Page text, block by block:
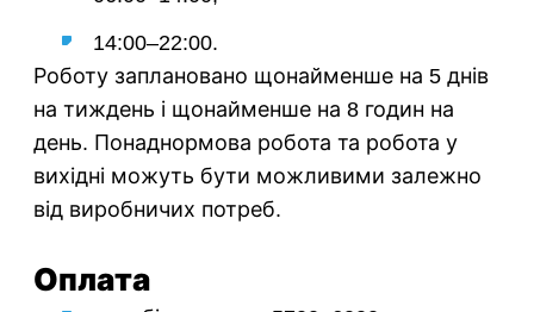
14:00–22:00.
Роботу заплановано щонайменше на 5 днів
на тиждень і щонайменше на 8 годин на
день. Понаднормова робота та робота у
вихідні можуть бути можливими залежно
від виробничих потреб.
Оплата